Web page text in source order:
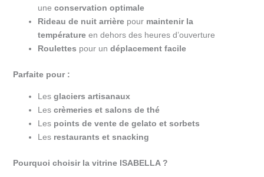
une conservation optimale
Rideau de nuit arrièrepour maintenir la
températureen dehors des heures d’ouverture
Roulettes pour un déplacement facile
Parfaite pour :
Les glaciers artisanaux
Les crèmeries et salons de thé
Les points de vente de gelato et sorbets
Les restaurants et snacking
Pourquoi choisir la vitrine ISABELLA ?